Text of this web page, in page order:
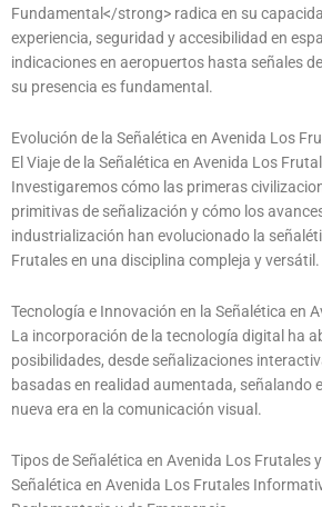
Fundamental</strong> radica en su
experiencia, seguridad y accesibilidad en
indicaciones en aeropuertos hasta señales
su presencia es fundamental.
Evolución de la Señalética en Avenida Los
El Viaje de la Señalética en Avenida Los
Investigaremos cómo las primeras
primitivas de señalización y cómo los
industrialización han evolucionado la
Frutales en una disciplina compleja y versátil.
Tecnología e Innovación en la Señalética en
La incorporación de la tecnología digital ha
posibilidades, desde señalizaciones
basadas en realidad aumentada, señalando
nueva era en la comunicación visual.
Tipos de Señalética en Avenida Los Frutales
Señalética en Avenida Los Frutales